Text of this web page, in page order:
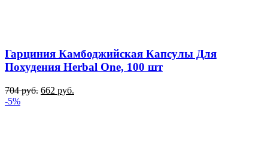
Гарциния Камбоджийская Капсулы Для
Похудения Herbal One, 100 шт
704руб. 662 руб.
-5%